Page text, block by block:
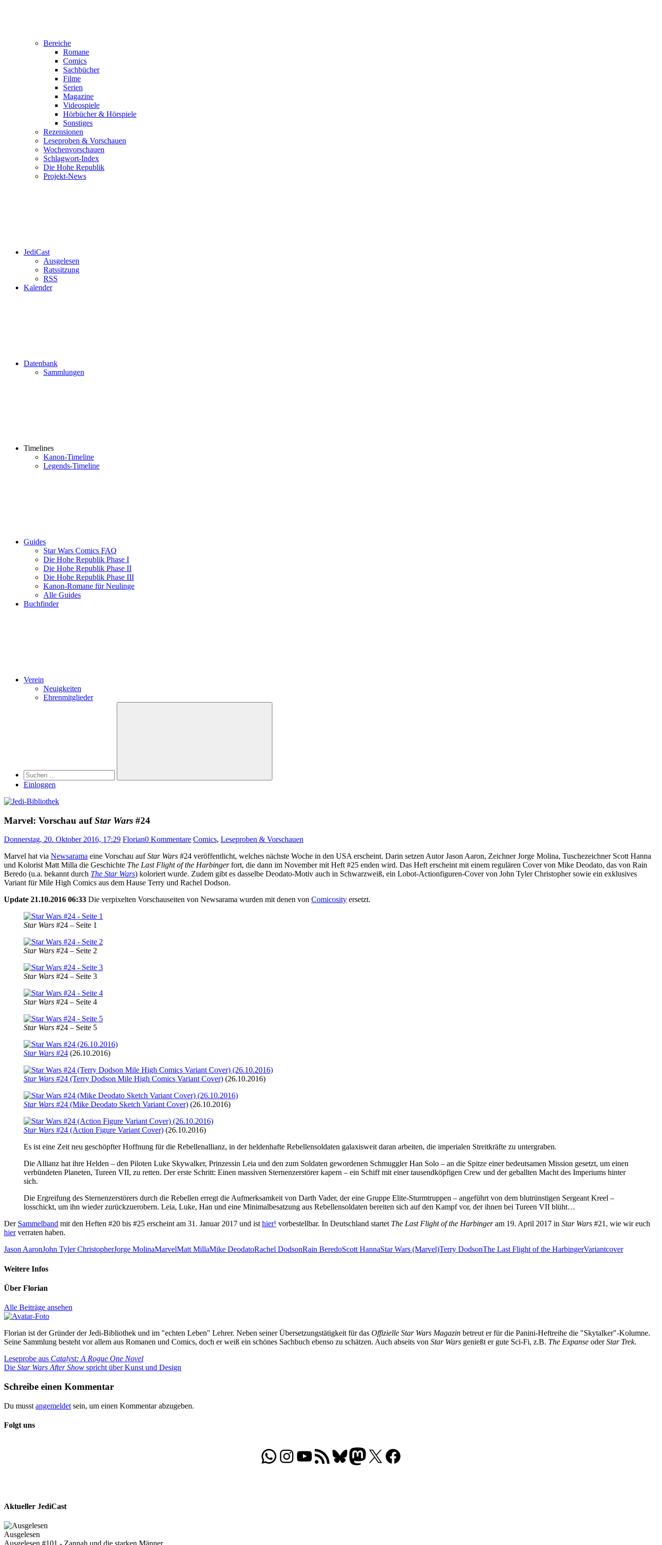
Bereiche
Romane
Comics
Sachbücher
Filme
Serien
Magazine
Videospiele
Hörbücher & Hörspiele
Sonstiges
Rezensionen
Leseproben & Vorschauen
Wochenvorschauen
Schlagwort-Index
Die Hohe Republik
Projekt-News
JediCast
Ausgelesen
Ratssitzung
RSS
Kalender
Datenbank
Sammlungen
Timelines
Kanon-Timeline
Legends-Timeline
Guides
Star Wars Comics FAQ
Die Hohe Republik Phase I
Die Hohe Republik Phase II
Die Hohe Republik Phase III
Kanon-Romane für Neulinge
Alle Guides
Buchfinder
Verein
Neuigkeiten
Ehrenmitglieder
Suchen
Einloggen
Marvel: Vorschau aufStar Wars #24
Donnerstag, 20. Oktober 2016, 17:29 Florian0 Kommentare Comics, Leseproben & Vorschauen
Marvel hat via Newsarama eine Vorschau aufStar Wars #24 veröffentlicht, welches nächste Woche in den USA erscheint. Darin setzen Autor Jason Aaron, Zeichner Jorge Molina, Tuschezeichner Scott Hanna
und Kolorist Matt Milla die Geschichte The Last Flight of the Harbingerfort, die dann im November mit Heft #25 enden wird. Das Heft erscheint mit einem regulären Cover von Mike Deodato, das von Rain
Beredo (u.a. bekannt durch The Star Wars) koloriert wurde. Zudem gibt es dasselbe Deodato-Motiv auch in Schwarzweiß, ein Lobot-Actionfiguren-Cover von John Tyler Christopher sowie ein exklusives
Variant für Mile High Comics aus dem Hause Terry und Rachel Dodson.
Update 21.10.2016 06:33 Die verpixelten Vorschauseiten von Newsarama wurden mit denen von Comicosity ersetzt.
Star Wars #24 – Seite 1
Star Wars #24 – Seite 2
Star Wars #24 – Seite 3
Star Wars #24 – Seite 4
Star Wars #24 – Seite 5
Star Wars #24 (26.10.2016)
Star Wars #24 (Terry Dodson Mile High Comics Variant Cover) (26.10.2016)
Star Wars #24 (Mike Deodato Sketch Variant Cover) (26.10.2016)
Star Wars #24 (Action Figure Variant Cover) (26.10.2016)
Es ist eine Zeit neu geschöpfter Hoffnung für die Rebellenallianz, in der heldenhafte Rebellensoldaten galaxisweit daran arbeiten, die imperialen Streitkräfte zu untergraben.
Die Allianz hat ihre Helden – den Piloten Luke Skywalker, Prinzessin Leia und den zum Soldaten gewordenen Schmuggler Han Solo – an die Spitze einer bedeutsamen Mission gesetzt, um einen
verbündeten Planeten, Tureen VII, zu retten. Der erste Schritt: Einen massiven Sternenzerstörer kapern – ein Schiff mit einer tausendköpfigen Crew und der geballten Macht des Imperiums hinter
sich.
Die Ergreifung des Sternenzerstörers durch die Rebellen erregt die Aufmerksamkeit von Darth Vader, der eine Gruppe Elite-Sturmtruppen – angeführt von dem blutrünstigen Sergeant Kreel –
losschickt, um ihn wieder zurückzuerobern. Leia, Luke, Han und eine Minimalbesatzung aus Rebellensoldaten bereiten sich auf den Kampf vor, der ihnen bei Tureen VII blüht…
Der Sammelband mit den Heften #20 bis #25 erscheint am 31. Januar 2017 und isthier¹ vorbestellbar. In Deutschland startet The Last Flight of the Harbingeram 19. April 2017 in Star Wars #21, wie wir euch
hierverraten haben.
Jason AaronJohn Tyler ChristopherJorge MolinaMarvelMatt MillaMike DeodatoRachel DodsonRain BeredoScott HannaStar Wars (Marvel)Terry DodsonThe Last Flight of the HarbingerVariantcover
Weitere Infos
Über Florian
Alle Beiträge ansehen
Florian ist der Gründer der Jedi-Bibliothek und im "echten Leben" Lehrer. Neben seiner Übersetzungstätigkeit für das Offizielle Star Wars Magazin betreut er für die Panini-Heftreihe die "Skytalker"-Kolumne.
Seine Sammlung besteht vor allem aus Romanen und Comics, doch er weiß ein schönes Sachbuch ebenso zu schätzen. Auch abseits von Star Wars genießt er gute Sci-Fi, z.B. The Expanse oderStar Trek.
Beitragsnavigation
Vorheriger
Beitrag:
Leseprobe aus Catalyst: A Rogue One Novel
Nächster
Die Star Wars After Show spricht über Kunst und Design
Schreibe einen Kommentar
Du musst angemeldet sein, um einen Kommentar abzugeben.
Folgt uns
WhatsApp
Folgt uns auf Instagram
Besucht unseren YouTube-Kanal
RSS-FeedBluesky
Folgt uns auf Mastodon
X Folgt uns auf Facebook
Aktueller JediCast
Ausgelesen